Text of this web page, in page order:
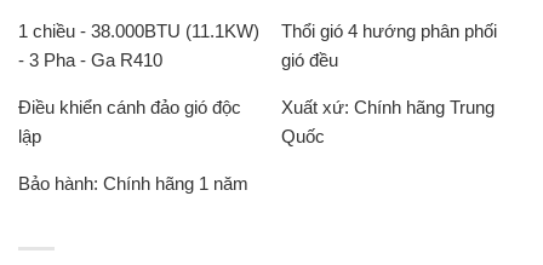
1 chiều - 38.000BTU (11.1KW)
- 3 Pha - Ga R410
Thổi gió 4 hướng phân phối
gió đều
Điều khiển cánh đảo gió độc
lập
Xuất xứ: Chính hãng Trung
Quốc
Bảo hành: Chính hãng 1 năm